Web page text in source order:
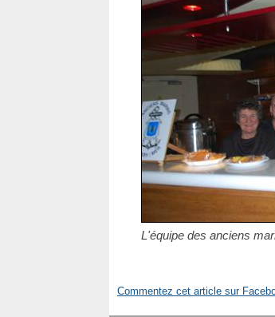
L'équipe des anciens
Commentez cet article sur